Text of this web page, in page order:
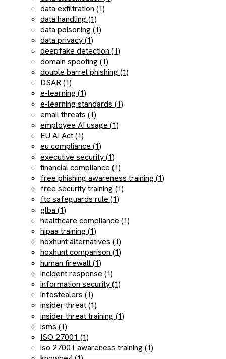
data exfiltration (1)
data handling (1)
data poisoning (1)
data privacy (1)
deepfake detection (1)
domain spoofing (1)
double barrel phishing (1)
DSAR (1)
e-learning (1)
e-learning standards (1)
email threats (1)
employee AI usage (1)
EU AI Act (1)
eu compliance (1)
executive security (1)
financial compliance (1)
free phishing awareness training (1)
free security training (1)
ftc safeguards rule (1)
glba (1)
healthcare compliance (1)
hipaa training (1)
hoxhunt alternatives (1)
hoxhunt comparison (1)
human firewall (1)
incident response (1)
information security (1)
infostealers (1)
insider threat (1)
insider threat training (1)
isms (1)
ISO 27001 (1)
iso 27001 awareness training (1)